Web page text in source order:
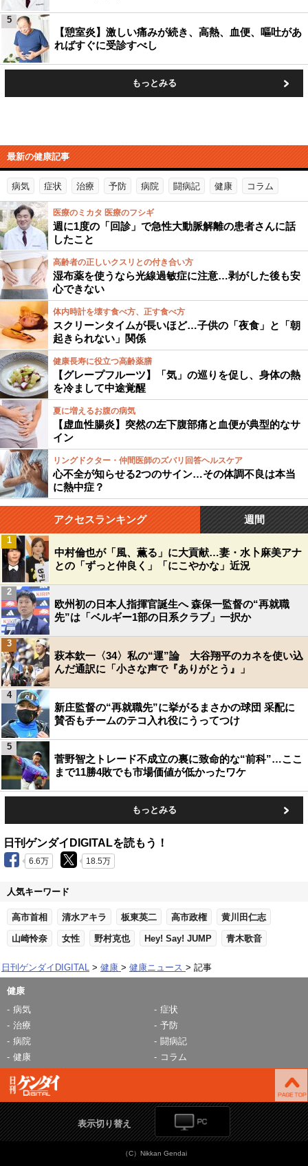
【憩室炎】激しい痛みが続き、高熱、血便、嘔吐があ
ればすぐに受診すべし
5
もっとみる
最新の健康記事
病気 症状 治療 予防 病院 闘病記 健康 コラム
医療のミカタ 医療のフシギ
週に1度の「回診」で急性大動脈解離の患者さんに話
したこと
高齢者の正しいクスリとの付き合い方
湿布薬を使うなら光線過敏症に注意…剥がした後も安
心できない
体内時計を壊す食べ方、正す食べ方
スクリーンタイムが長いほど…子供の「夜食」と「朝
起きられない」関係
健康長寿に役立つ高齢薬膳
【グレープフルーツ】「気」の巡りを促し、身体の熱
を冷まして中途覚醒
夏に増えるお腹の病気
【虚血性腸炎】突然の左下腹部痛と血便が典型的なサ
イン
リングドクター・仲間医師のズバリ回答ヘルスケア
心不全が知らせる2つのサイン…その体調不良は本当
に熱中症？
アクセスランキング 週間
中村倫也が「風、薫る」に大貢献…妻・水卜麻美アナ
との「ずっと仲良く」「にこやかな」近況
1
欧州初の日本人指揮官誕生へ 森保一監督の“再就職
先”は「ベルギー1部の日系クラブ」一択か
2
萩本欽一〈34〉私の“運”論 大谷翔平のカネを使い込
んだ通訳に「小さな声で『ありがとう』」
3
新庄監督の“再就職先”に挙がるまさかの球団 采配に
賛否もチームのテコ入れ役にうってつけ
4
菅野智之トレード不成立の裏に致命的な“前科”…ここ
まで11勝4敗でも市場価値が低かったワケ
5
もっとみる
日刊ゲンダイDIGITALを読もう！
6.6万 18.5万
人気キーワード
高市首相 清水アキラ 板東英二 高市政権 黄川田仁志
山崎怜奈 女性 野村克也 Hey! Say! JUMP 青木歌音
日刊ゲンダイDIGITAL 健康 健康ニュース 記事
健康
病気
症状
治療
予防
病院
闘病記
健康
コラム
表示切り替え
（C）Nikkan Gendai